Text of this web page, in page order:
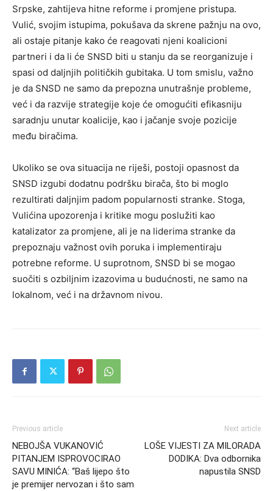
Srpske, zahtijeva hitne reforme i promjene pristupa.
Vulić, svojim istupima, pokušava da skrene pažnju na ovo,
ali ostaje pitanje kako će reagovati njeni koalicioni
partneri i da li će SNSD biti u stanju da se reorganizuje i
spasi od daljnjih političkih gubitaka. U tom smislu, važno
je da SNSD ne samo da prepozna unutrašnje probleme,
već i da razvije strategije koje će omogućiti efikasniju
saradnju unutar koalicije, kao i jačanje svoje pozicije
među biračima.
Ukoliko se ova situacija ne riješi, postoji opasnost da
SNSD izgubi dodatnu podršku birača, što bi moglo
rezultirati daljnjim padom popularnosti stranke. Stoga,
Vulićina upozorenja i kritike mogu poslužiti kao
katalizator za promjene, ali je na liderima stranke da
prepoznaju važnost ovih poruka i implementiraju
potrebne reforme. U suprotnom, SNSD bi se mogao
suočiti s ozbiljnim izazovima u budućnosti, ne samo na
lokalnom, već i na državnom nivou.
Previous article
NEBOJŠA VUKANOVIĆ
PITANJEM ISPROVOCIRAO
SAVU MINIĆA: “Baš lijepo što
je premijer nervozan i što sam
Next article
LOŠE VIJESTI ZA MILORADA
DODIKA: Dva odbornika
napustila SNSD